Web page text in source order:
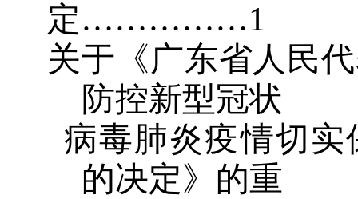
定……………1
关于《广东省人民
防控新型冠状
病毒肺炎疫情切
的决定》的重